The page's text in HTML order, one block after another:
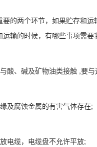
的两个环节，如果贮存和
输的时候，有哪些事项需要
酸、碱及矿物油类接触 ,要
及腐蚀金属的有害气体存在;
电缆，电缆盘不允许平放;